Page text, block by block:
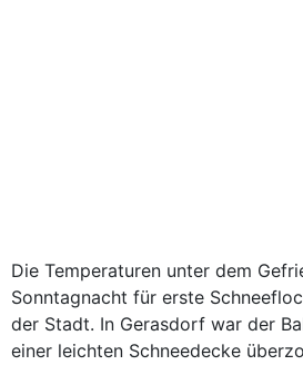
Die Temperaturen unter dem
Sonntagnacht für erste
der Stadt. In Gerasdorf war der
einer leichten Schneedecke